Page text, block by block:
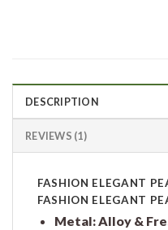
DESCRIPTION
REVIEWS (1)
FASHION ELEGANT
FASHION ELEGANT
Metal: Alloy &